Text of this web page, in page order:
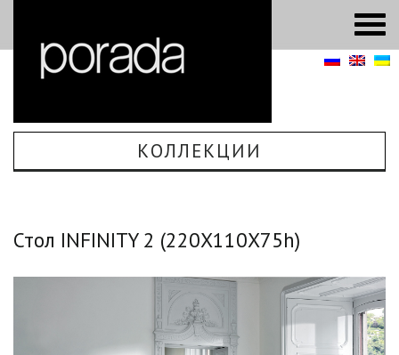
КОЛЛЕКЦИИ
Стол INFINITY 2 (220Х110Х75h)